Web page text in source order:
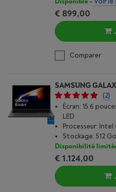
€ 899,00
Comparer
SAMSUNG
(2)
Écran: 15.6
LED
Processeur: Intel
Stockage: 512
Disponibilité
€ 1.124,00